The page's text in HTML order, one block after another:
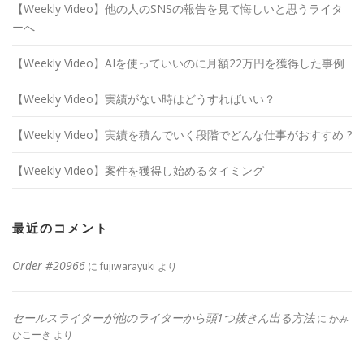
【Weekly Video】他の人のSNSの報告を見て悔しいと思うライタ
ーへ
【Weekly Video】AIを使っていいのに月額22万円を獲得した事例
【Weekly Video】実績がない時はどうすればいい？
【Weekly Video】実績を積んでいく段階でどんな仕事がおすすめ ?
【Weekly Video】案件を獲得し始めるタイミング
最近のコメント
Order #20966 に fujiwarayuki より
セールスライターが他のライターから頭1つ抜きん出る方法に かみ
ひこーき より